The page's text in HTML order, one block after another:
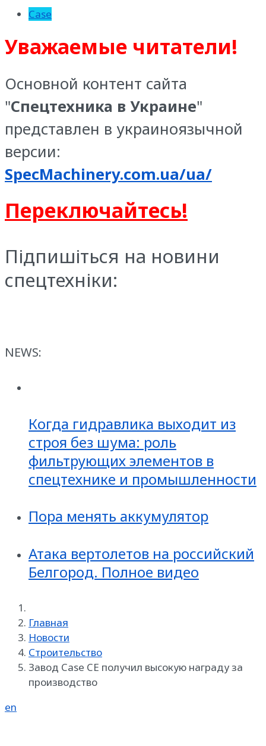
Case
Уважаемые читатели!
Основной контент сайта
"Спецтехника в Украине"
представлен в украиноязычной
версии:
SpecMachinery.com.ua/ua/
Переключайтесь!
Підпишіться на новини
спецтехніки:
NEWS:
Когда гидравлика выходит из
строя без шума: роль
фильтрующих элементов в
спецтехнике и промышленности
Пора менять аккумулятор
Атака вертолетов на российский
Белгород. Полное видео
Главная
Новости
Строительство
Завод Case CE получил высокую награду за
производство
en